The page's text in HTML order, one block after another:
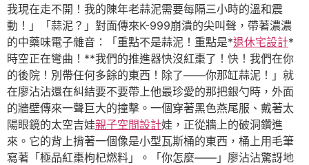
我現在走不開！我的陳年老蒜泥需要每隔三小時的溫和震
動！」「蒜泥？」對面傳來K-999崩潰的尖叫聲，帶著濃濃
的中藥味電子雜音：「重點不是蒜泥！重點是*退休宅設計*
時空正在彎曲！**我們的推進器快沒紅棗了！快！我們在你
的後院！別帶任何多餘的東西！除了——你那缸蒜泥！」就
在廖沾沾還在糾結要不要帶上他最珍愛的那把銀勺時，外面
的牆壁傳來一聲巨大的撞擊。一個穿著黑色燕尾服、戴著太
陽眼鏡的太空吉娃親子空間設計娃，正從牆上的破洞鑽進
來。它的背上揹著一個像是小型瓦斯桶的東西，桶上用毛筆
寫著「極品紅棗枸杞燃料」。「你怎麼——」廖沾沾驚訝地